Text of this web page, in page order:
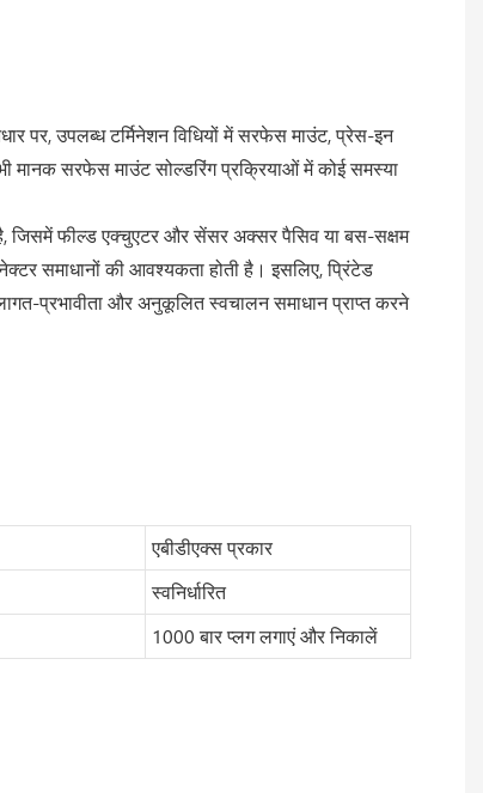
पर, उपलब्ध टर्मिनेशन विधियों में सरफेस माउंट, प्रेस-इन
मानक सरफेस माउंट सोल्डरिंग प्रक्रियाओं में कोई समस्या
जिसमें फील्ड एक्चुएटर और सेंसर अक्सर पैसिव या बस-सक्षम
समाधानों की आवश्यकता होती है। इसलिए, प्रिंटेड
प्रभावीता और अनुकूलित स्वचालन समाधान प्राप्त करने
एबीडीएक्स प्रकार
स्वनिर्धारित
1000 बार प्लग लगाएं और निकालें